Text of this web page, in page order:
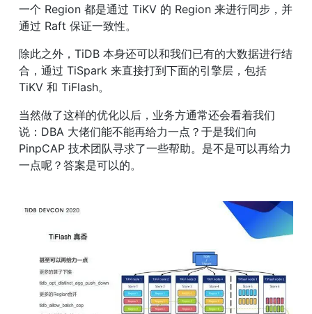
一个 Region 都是通过 TiKV 的 Region 来进行同步，并
通过 Raft 保证一致性。
除此之外，TiDB 本身还可以和我们已有的大数据进行结
合，通过 TiSpark 来直接打到下面的引擎层，包括
TiKV 和 TiFlash。
当然做了这样的优化以后，业务方通常还会看着我们
说：DBA 大佬们能不能再给力一点？于是我们向
PinpCAP 技术团队寻求了一些帮助。是不是可以再给力
一点呢？答案是可以的。